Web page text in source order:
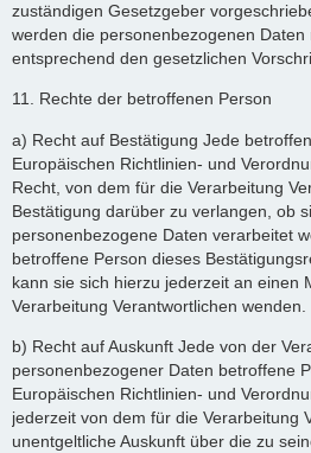
zuständigen Gesetzgeber
werden die personenbezogenen
entsprechend den gesetzlichen
11. Rechte der betroffenen Person
a) Recht auf Bestätigung Jede
Europäischen Richtlinien- und
Recht, von dem für die Verarbeitung
Bestätigung darüber zu verlangen, ob
personenbezogene Daten verarbeitet
betroffene Person dieses
kann sie sich hierzu jederzeit an einen
Verarbeitung Verantwortlichen wenden.
b) Recht auf Auskunft Jede von der
personenbezogener Daten betroffene
Europäischen Richtlinien- und
jederzeit von dem für die Verarbeitung
unentgeltliche Auskunft über die zu